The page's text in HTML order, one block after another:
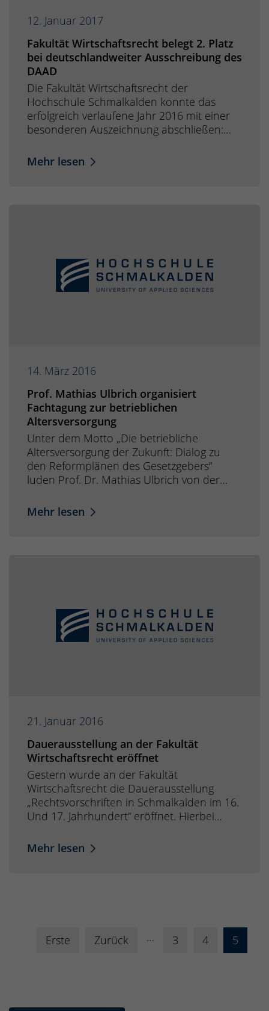
12. Januar 2017
Fakultät Wirtschaftsrecht belegt 2. Platz
bei deutschlandweiter Ausschreibung des
DAAD
Die Fakultät Wirtschaftsrecht der
Hochschule Schmalkalden konnte das
erfolgreich verlaufene Jahr 2016 mit einer
besonderen Auszeichnung abschließen:…
Mehr lesen
14. März 2016
Prof. Mathias Ulbrich organisiert
Fachtagung zur betrieblichen
Altersversorgung
Unter dem Motto „Die betriebliche
Altersversorgung der Zukunft: Dialog zu
den Reformplänen des Gesetzgebers“
luden Prof. Dr. Mathias Ulbrich von der…
Mehr lesen
21. Januar 2016
Dauerausstellung an der Fakultät
Wirtschaftsrecht eröffnet
Gestern wurde an der Fakultät
Wirtschaftsrecht die Dauerausstellung
„Rechtsvorschriften in Schmalkalden im 16.
Und 17. Jahrhundert“ eröffnet. Hierbei…
Mehr lesen
Erste Zurück … 3 4 5